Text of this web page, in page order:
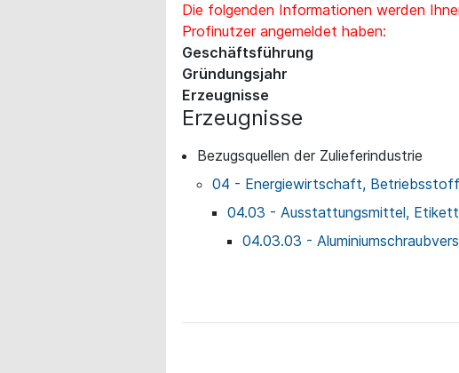
Die folgenden Informationen werden
Profinutzer angemeldet haben:
Geschäftsführung
Gründungsjahr
Erzeugnisse
Erzeugnisse
Bezugsquellen der Zulieferindustrie
04 - Energiewirtschaft,
04.03 - Ausstattungsmittel,
04.03.03 -